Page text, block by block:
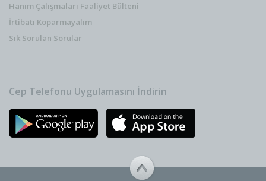
Hanım Çalışmaları Faaliyet Bülteni
İrtibatı Koparmayalım
Sık Sorulan Sorular
Cep Telefonu Uygulamasını İndirin